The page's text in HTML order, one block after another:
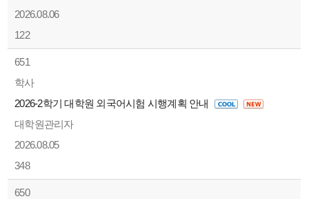
2026.08.06
122
651
학사
2026-2학기 대학원 외국어시험 시행계획 안내
대학원관리자
2026.08.05
348
650